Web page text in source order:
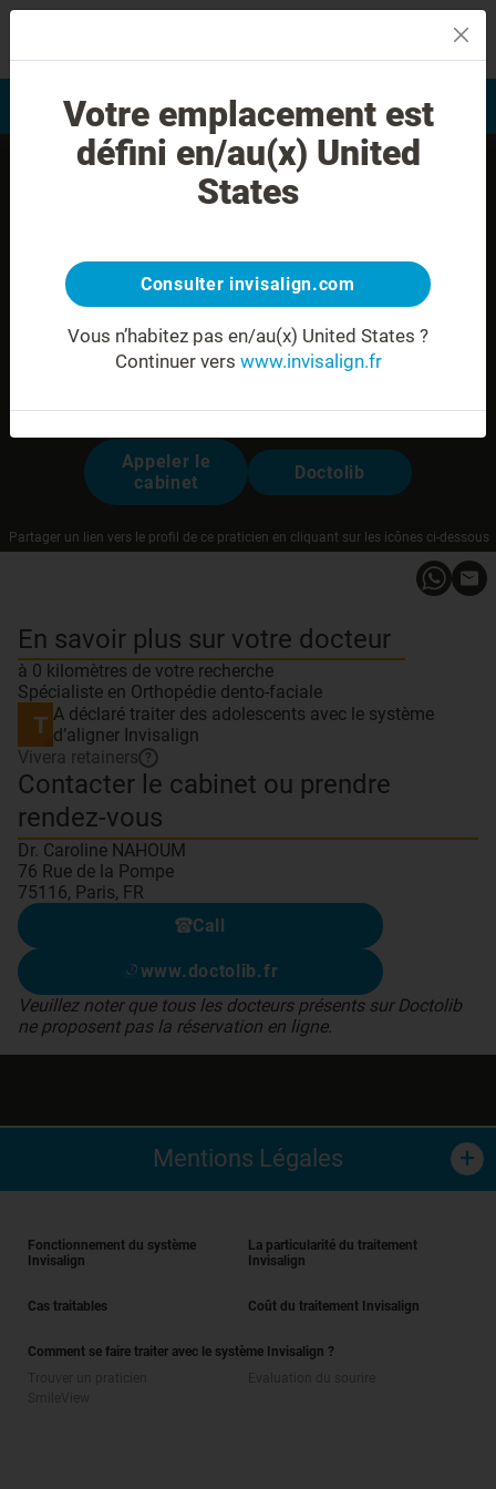
Evaluation du sourire Trouver un praticien
Appeler le
cabinet
Doctolib
Partager un lien vers le profil de ce praticien en cliquant sur les icônes ci-dessous
En savoir plus sur votre docteur
à 0 kilomètres de votre recherche
Spécialiste en Orthopédie dento-faciale
A déclaré traiter des adolescents avec le système
d’aligner Invisalign
Vivera retainers ?
Contacter le cabinet ou prendre
rendez-vous
Dr. Caroline NAHOUM
76 Rue de la Pompe
75116, Paris, FR
Call
www.doctolib.fr
Veuillez noter que tous les docteurs présents sur Doctolib
ne proposent pas la réservation en ligne.
Mentions Légales
orthodontique des malocclusions, fabriqué par Align
figurant dans la notice avant utilisation, et demander
Fonctionnement du système
Invisalign
La particularité du traitement
Invisalign
Cas traitables Coût du traitement Invisalign
Comment se faire traiter avec le système Invisalign ?
Votre emplacement est
défini en/au(x) United
States
Consulter invisalign.com
Vous n’habitez pas en/au(x) United States ?
Continuer vers www.invisalign.fr